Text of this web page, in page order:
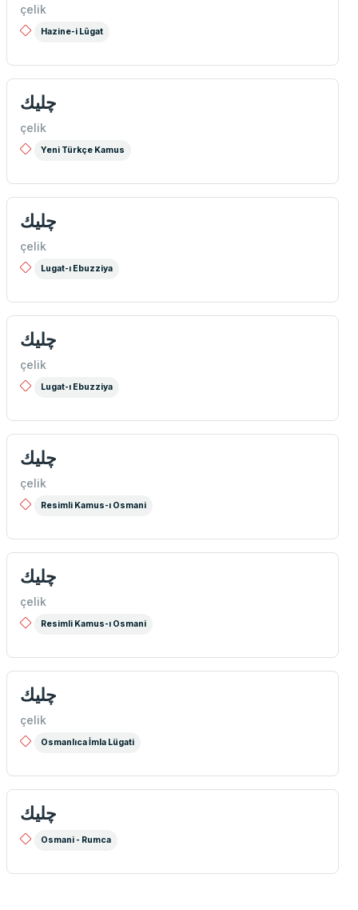
çelik
Hazine-i Lûgat
چلیك
çelik
Yeni Türkçe Kamus
چلیك
çelik
Lugat-ı Ebuzziya
چلیك
çelik
Lugat-ı Ebuzziya
چلیك
çelik
Resimli Kamus-ı Osmani
چلیك
çelik
Resimli Kamus-ı Osmani
چلیك
çelik
Osmanlıca İmla Lügati
چليك
Osmani - Rumca